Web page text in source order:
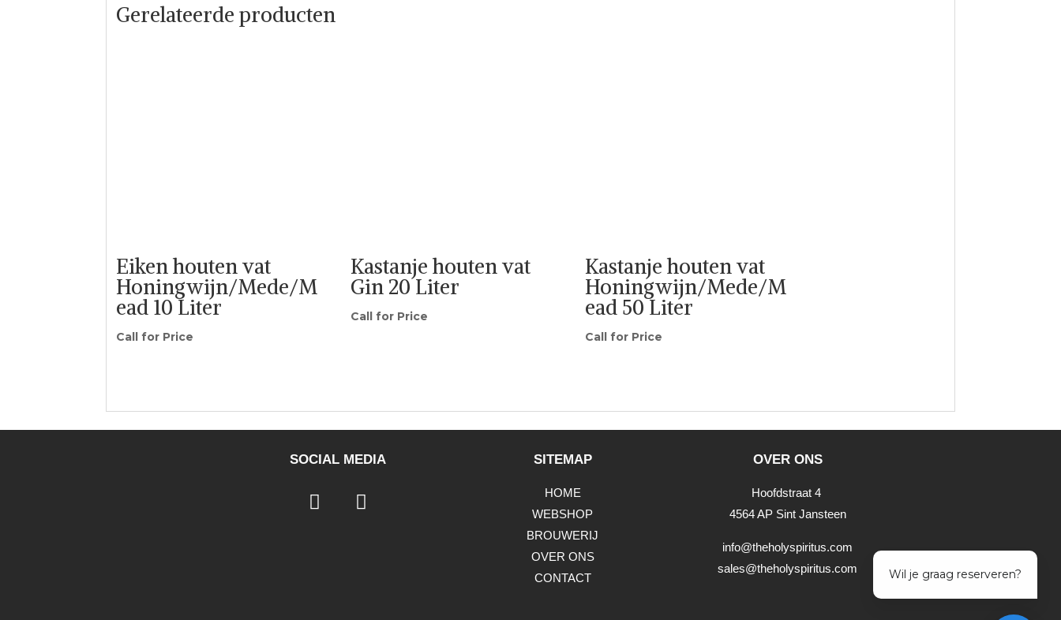
Gerelateerde producten
Eiken houten vat
Honingwijn/Mede/M
ead 10 Liter
Call for Price
Kastanje houten vat
Gin 20 Liter
Call for Price
Kastanje houten vat
Honingwijn/Mede/M
ead 50 Liter
Call for Price
SOCIAL MEDIA SITEMAP
HOME
WEBSHOP
BROUWERIJ
OVER ONS
CONTACT
OVER ONS
Hoofdstraat 4
4564 AP Sint Jansteen
info@theholyspiritus.com
sales@theholyspiritus.com